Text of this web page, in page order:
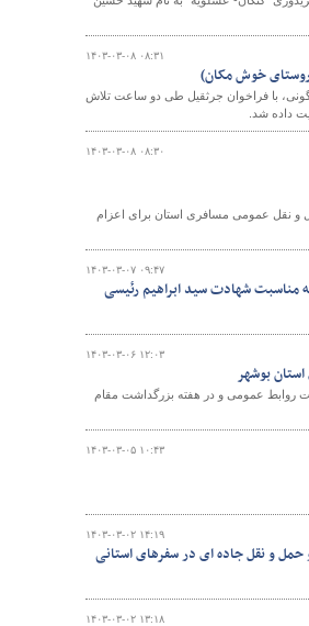
۱۴۰۳-۰۳-۰۸ ۰۸:۳۱
خوش مکان)
با فراخوان جرثقیل طی دو ساعت تلاش
داده شد.
۱۴۰۳-۰۳-۰۸ ۰۸:۳۰
و نقل عمومی مسافری استان برای اعزام
۱۴۰۳-۰۳-۰۷ ۰۹:۴۷
مناسبت شهادت سید ابراهیم رئیسی
۱۴۰۳-۰۳-۰۶ ۱۲:۰۳
بوشهر
روابط عمومی و در هفته بزرگداشت مقام
۱۴۰۳-۰۳-۰۵ ۱۰:۴۳
۱۴۰۳-۰۳-۰۲ ۱۴:۱۹
و نقل جاده ای در سفرهای استانی
۱۴۰۳-۰۳-۰۲ ۱۳:۱۸